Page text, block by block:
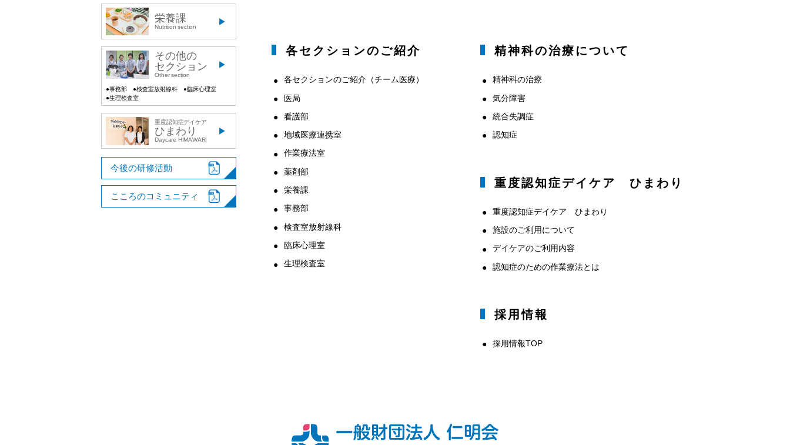
各セクションのご紹介
各セクションのご紹介（チーム医療）
医局
看護部
地域医療連携室
作業療法室
薬剤部
栄養課
事務部
検査室放射線科
臨床心理室
生理検査室
精神科の治療について
精神科の治療
気分障害
統合失調症
認知症
重度認知症デイケア ひまわり
重度認知症デイケア ひまわり
施設のご利用について
デイケアのご利用内容
認知症のための作業療法とは
採用情報
採用情報TOP
栄養課
Nutrition section
その他の
セクション
Other section
●事務部 ●検査室放射線科
●臨床心理室
●生理検査室
重度認知症デイケア
ひまわり
Daycare HIMAWARI
今後の研修活動
こころのコミュニティ